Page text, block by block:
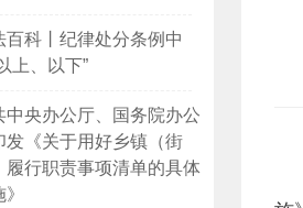
百科丨纪律处分条例中
上、以下”
中央办公厅、国务院办公
发《关于用好乡镇（街
履行职责事项清单的具体